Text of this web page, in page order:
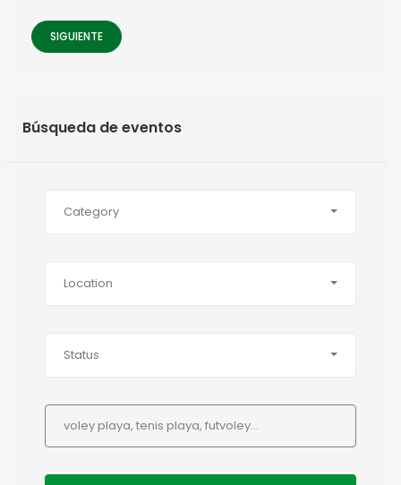
SIGUIENTE
Búsqueda de eventos
Category
Location
Status